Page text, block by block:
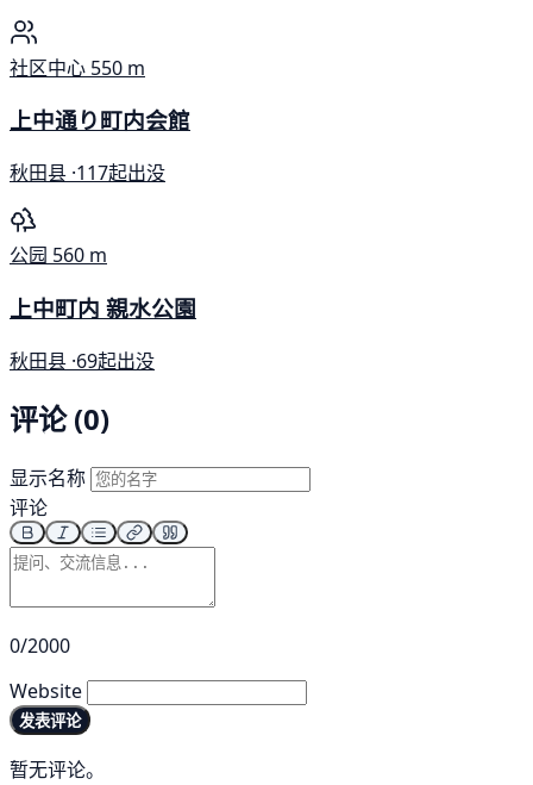
社区中心 550 m
上中通り町内会館
秋田县 ·117起出没
公园 560 m
上中町内 親水公園
秋田县 ·69起出没
评论 (0)
显示名称
评论
0/2000
Website
发表评论
暂无评论。